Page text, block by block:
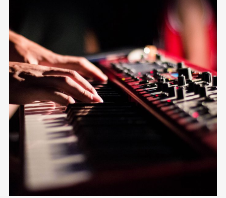
Mosaic
12 photos Shooting